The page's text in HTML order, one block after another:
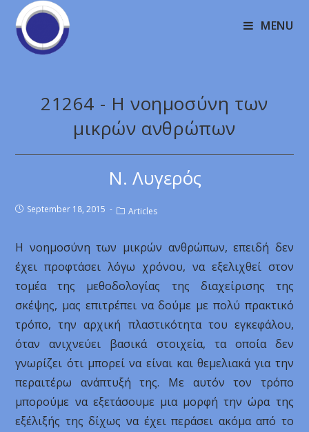
MENU
21264 - Η νοημοσύνη των
μικρών ανθρώπων
Ν. Λυγερός
September 18, 2015 Articles
Η νοημοσύνη των μικρών ανθρώπων, επειδή δεν
έχει προφτάσει λόγω χρόνου, να εξελιχθεί στον
τομέα της μεθοδολογίας της διαχείρισης της
σκέψης, μας επιτρέπει να δούμε με πολύ πρακτικό
τρόπο, την αρχική πλαστικότητα του εγκεφάλου,
όταν ανιχνεύει βασικά στοιχεία, τα οποία δεν
γνωρίζει ότι μπορεί να είναι και θεμελιακά για την
περαιτέρω ανάπτυξή της. Με αυτόν τον τρόπο
μπορούμε να εξετάσουμε μια μορφή την ώρα της
εξέλιξής της δίχως να έχει περάσει ακόμα από το